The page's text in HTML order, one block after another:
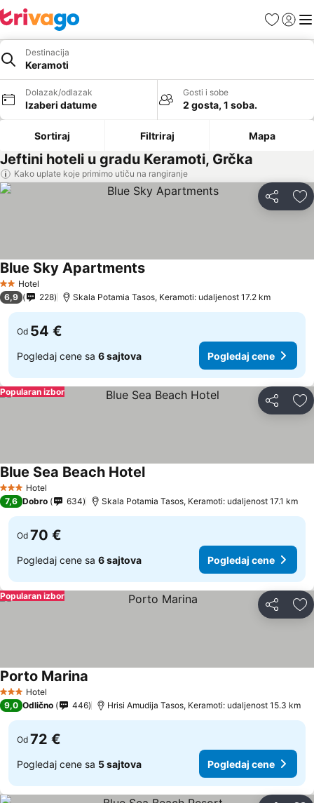
FavoritiPrijavi
Destinacija
Keramoti
Dolazak/odlazak
Izaberi datume
Gosti i sobe
2 gosta, 1 soba.
Sortiraj Filtriraj Mapa
Jeftini hoteli u gradu Keramoti, Grčka
Kako uplate koje primimo utiču na rangiranje
Deli
2 Zvezdice
Hotel
Blue Sky ApartmentsPogledaj cene
6,9 228 Skala Potamia Tasos, Keramoti: udaljenost 17.2 km
Od 54 €
Pogledaj cene sa 6 sajtova Pogledaj cene
Deli
Popularan izbor
3 Zvezdice
Hotel
Blue Sea Beach HotelPogledaj cene
7,6 Dobro 634 Skala Potamia Tasos, Keramoti: udaljenost 17.1 km
Od 70 €
Pogledaj cene sa 6 sajtova Pogledaj cene
Deli
Popularan izbor
3 Zvezdice
Hotel
Porto Marina
9,0 Odlično 446 Hrisi Amudija Tasos, Keramoti: udaljenost 15.3 km
Od 72 €
Pogledaj cene sa 5 sajtova Pogledaj cene